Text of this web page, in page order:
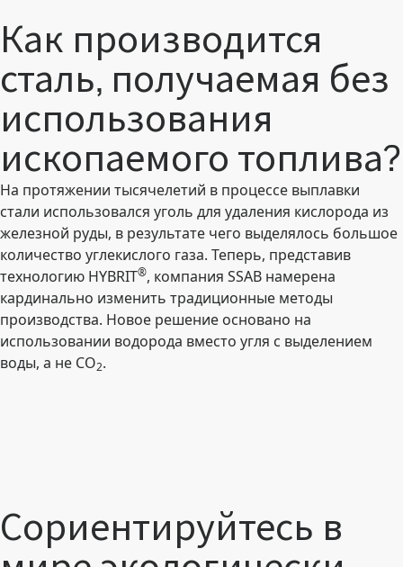
Как производится
сталь, получаемая без
использования
ископаемого топлива?
На протяжении тысячелетий в процессе выплавки
стали использовался уголь для удаления кислорода из
железной руды, в результате чего выделялось большое
количество углекислого газа. Теперь, представив
технологию HYBRIT®, компания SSAB намерена
кардинально изменить традиционные методы
производства. Новое решение основано на
использовании водорода вместо угля с выделением
воды, а не CO2.
Сориентируйтесь в